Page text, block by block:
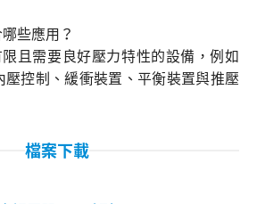
些應用？
且需要良好壓力特性的設備，例如
控制、緩衝裝置、平衡裝置與推壓
檔案下載